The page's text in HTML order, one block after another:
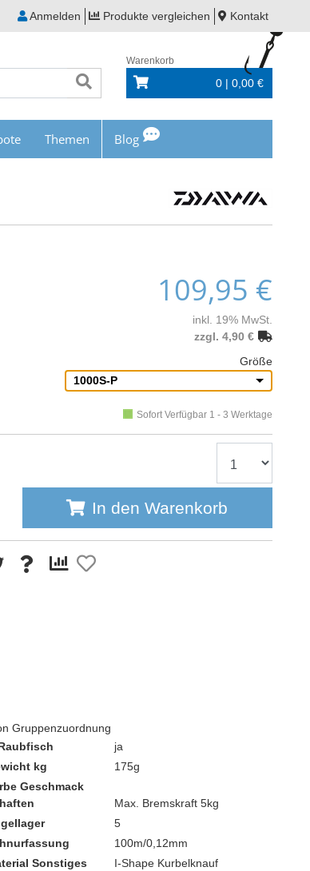
Anmelden Produkte vergleichen Kontakt
Warenkorb
0 | 0,00 €
Themen Blog
109,95 €
inkl. 19% MwSt.
zzgl. 4,90 €
Größe
1000S-P
Sofort Verfügbar 1 - 3 Werktage
In den Warenkorb
Gruppenzuordnung
ja
kg
175g
Geschmack
Max. Bremskraft 5kg
5
100m/0,12mm
Sonstiges
I-Shape Kurbelknauf